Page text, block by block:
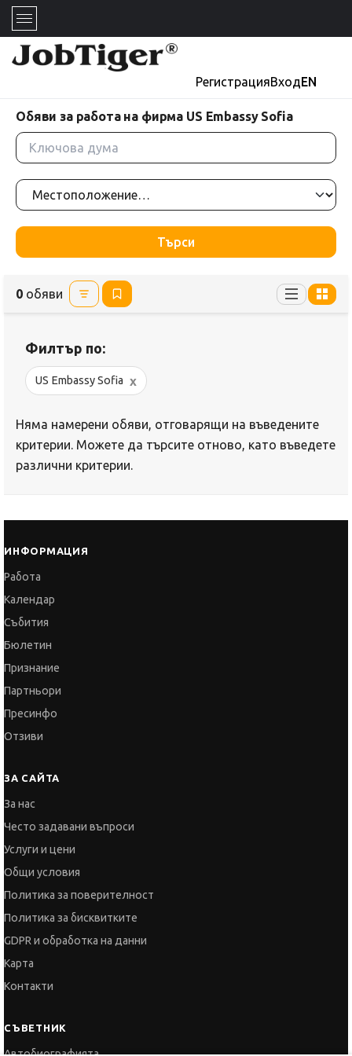
РегистрацияВходEN
Обяви за работа на фирма US Embassy Sofia
Търси
0 обяви
Филтър по:
US Embassy Sofia x
Няма намерени обяви, отговарящи на въведените
критерии. Можете да търсите отново, като въведете
различни критерии.
ИНФОРМАЦИЯ
Работа
Календар
Събития
Бюлетин
Признание
Партньори
Пресинфо
Отзиви
ЗА САЙТА
За нас
Често задавани въпроси
Услуги и цени
Общи условия
Политика за поверителност
Политика за бисквитките
GDPR и обработка на данни
Карта
Контакти
СЪВЕТНИК